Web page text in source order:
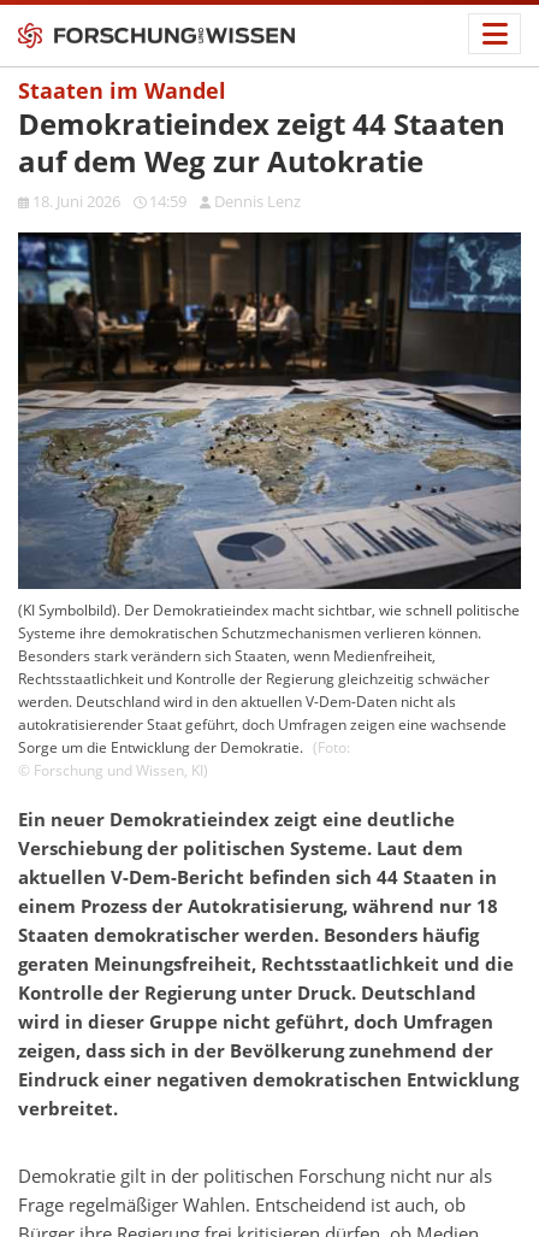
Staaten im Wandel
Demokratieindex zeigt 44 Staaten
auf dem Weg zur Autokratie
18. Juni 2026 14:59 Dennis Lenz
(KI Symbolbild). Der Demokratieindex macht sichtbar, wie schnell politische
Systeme ihre demokratischen Schutzmechanismen verlieren können.
Besonders stark verändern sich Staaten, wenn Medienfreiheit,
Rechtsstaatlichkeit und Kontrolle der Regierung gleichzeitig schwächer
werden. Deutschland wird in den aktuellen V-Dem-Daten nicht als
autokratisierender Staat geführt, doch Umfragen zeigen eine wachsende
Sorge um die Entwicklung der Demokratie. (Foto:
© Forschung und Wissen, KI)
Ein neuer Demokratieindex zeigt eine deutliche
Verschiebung der politischen Systeme. Laut dem
aktuellen V-Dem-Bericht befinden sich 44 Staaten in
einem Prozess der Autokratisierung, während nur 18
Staaten demokratischer werden. Besonders häufig
geraten Meinungsfreiheit, Rechtsstaatlichkeit und die
Kontrolle der Regierung unter Druck. Deutschland
wird in dieser Gruppe nicht geführt, doch Umfragen
zeigen, dass sich in der Bevölkerung zunehmend der
Eindruck einer negativen demokratischen Entwicklung
verbreitet.
Demokratie gilt in der politischen Forschung nicht nur als
Frage regelmäßiger Wahlen. Entscheidend ist auch, ob